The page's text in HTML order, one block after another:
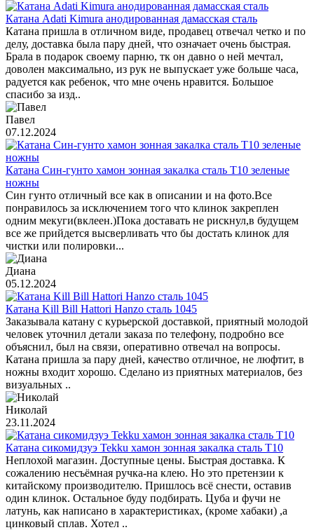
Катана Adati Kimura анодированная дамасская сталь
Катана пришла в отличном виде, продавец отвечал четко и по
делу, доставка была пару дней, что означает очень быстрая.
Брала в подарок своему парню, тк он давно о ней мечтал,
доволен максимально, из рук не выпускает уже больше часа,
радуется как ребенок, что мне очень нравится. Большое
спасибо за изд..
Павел
07.12.2024
Катана Син-гунто хамон зонная закалка сталь T10 зеленые
ножны
Син гунто отличный все как в описании и на фото.Все
понравилось за исключением того что клинок закреплен
одним мекуги(вклеен.)Пока доставать не рискнул,в будущем
все же прийдется высверливать что бы достать клинок для
чистки или полировки...
Диана
05.12.2024
Катана Kill Bill Hattori Hanzo сталь 1045
Заказывала катану с курьерской доставкой, приятный молодой
человек уточнил детали заказа по телефону, подробно все
объяснил, был на связи, оперативно отвечал на вопросы.
Катана пришла за пару дней, качество отличное, не люфтит, в
ножны входит хорошо. Сделано из приятных материалов, без
визуальных ..
Николай
23.11.2024
Катана сикомидзуэ Tekku хамон зонная закалка сталь T10
Неплохой магазин. Доступные цены. Быстрая доставка. К
сожалению несъёмная ручка-на клею. Но это претензии к
китайскому производителю. Пришлось всё снести, оставив
один клинок. Остальное буду подбирать. Цуба и фучи не
латунь, как написано в характеристиках, (кроме хабаки) ,а
цинковый сплав. Хотел ..